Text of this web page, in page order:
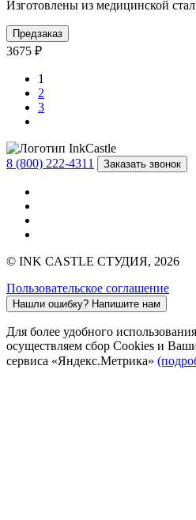
Изготовлены из медицинской
Предзаказ
3675 ₽
1
2
3
8 (800) 222-4311 Заказать звонок
© INK CASTLE СТУДИЯ, 2026
Пользовательское соглашение
Нашли ошибку? Напишите нам
Для более удобного
осуществляем сбор Cookies и
сервиса «Яндекс.Метрика»